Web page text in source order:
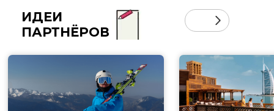
ИДЕИ
ПАРТНЁРОВ